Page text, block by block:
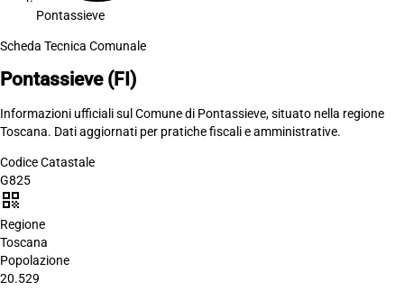
Pontassieve
Scheda Tecnica Comunale
Pontassieve (FI)
Informazioni ufficiali sul Comune di Pontassieve, situato nella regione
Toscana. Dati aggiornati per pratiche fiscali e amministrative.
Codice Catastale
G825
qr_code
Regione
Toscana
Popolazione
20.529